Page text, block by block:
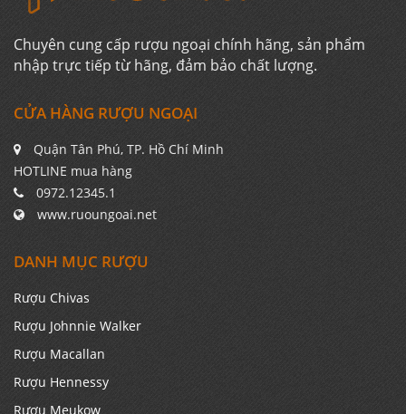
Chuyên cung cấp rượu ngoại chính hãng, sản phẩm
nhập trực tiếp từ hãng, đảm bảo chất lượng.
CỬA HÀNG RƯỢU NGOẠI
Quận Tân Phú, TP. Hồ Chí Minh
HOTLINE mua hàng
0972.12345.1
www.ruoungoai.net
DANH MỤC RƯỢU
Rượu Chivas
Rượu Johnnie Walker
Rượu Macallan
Rượu Hennessy
Rượu Meukow